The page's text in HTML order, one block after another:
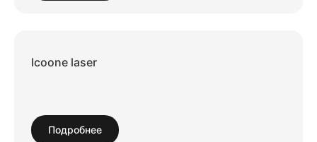
Icoone laser
Подробнее